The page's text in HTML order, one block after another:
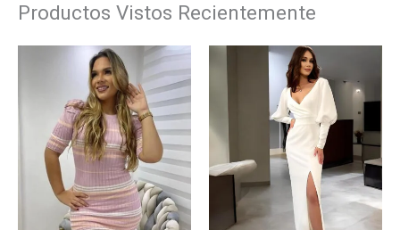
Productos Vistos Recientemente